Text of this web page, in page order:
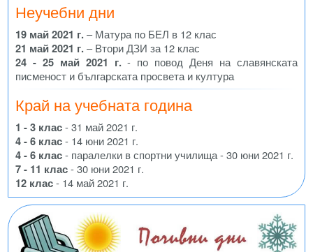
Неучебни дни
19 май 2021 г.– Матура по БЕЛ в 12 клас
21 май 2021 г.– Втори ДЗИ за 12 клас
24 - 25 май 2021 г.- по повод Деня на славянската
писменост и българската просвета и култура
Край на учебната година
1 - 3 клас- 31 май 2021 г.
4 - 6 клас- 14 юни 2021 г.
4 - 6 клас- паралелки в спортни училища - 30 юни 2021 г.
7 - 11 клас- 30 юни 2021 г.
12 клас- 14 май 2021 г.